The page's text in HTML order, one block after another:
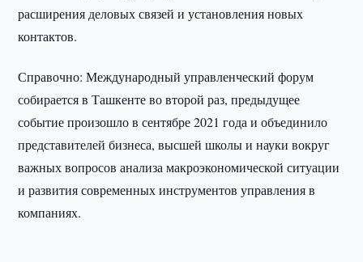
расширения деловых связей и установления новых
контактов.
Справочно: Международный управленческий форум
собирается в Ташкенте во второй раз, предыдущее
событие произошло в сентябре 2021 года и объединило
представителей бизнеса, высшей школы и науки вокруг
важных вопросов анализа макроэкономической ситуации
и развития современных инструментов управления в
компаниях.